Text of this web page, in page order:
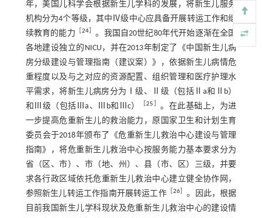
年，美国儿科学会根据新生儿学科的发展，将新生儿服务
机构分为4个等级，其中Ⅳ级中心应具备开展转运工作和继
续教育的能力
24］ 。我国自20世纪80年代开始逐渐在全国
各地建设独立的NICU，并在2013年制定了《中国新生儿病
房分级建设与管理指南（建议案）》，依据新生儿病情危
重程度以及与之对应的资源配置、组织管理和医疗护理水
平需求，将新生儿病房分为Ⅰ级、Ⅱ级（包括Ⅱa和Ⅱb）
和Ⅲ级（包括Ⅲa、Ⅲb和Ⅲc）
［25
。在此基础上，为进
一步提高危重新生儿的救治能力，原国家卫生和计划生育
委员会于2018年颁布了《危重新生儿救治中心建设与管理
指南》，将危重新生儿救治中心按服务能力基本要求分为
省（区、市）、市（地、州）、县（市、区）三级，并要
求各行政区域依托危重新生儿救治中心建立健全协作网，
参照新生儿转运工作指南开展转运工作［26
。因此，根据
目前我国新生儿学科现状及危重新生儿救治中心的建设情